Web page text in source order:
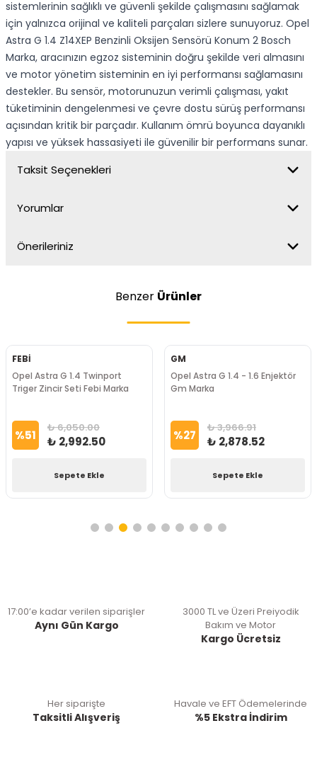
sistemlerinin sağlıklı ve güvenli şekilde çalışmasını sağlamak
için yalnızca orijinal ve kaliteli parçaları sizlere sunuyoruz. Opel
Astra G 1.4 Z14XEP Benzinli Oksijen Sensörü Konum 2 Bosch
Marka, aracınızın egzoz sisteminin doğru şekilde veri almasını
ve motor yönetim sisteminin en iyi performansı sağlamasını
destekler. Bu sensör, motorunuzun verimli çalışması, yakıt
tüketiminin dengelenmesi ve çevre dostu sürüş performansı
açısından kritik bir parçadır. Kullanım ömrü boyunca dayanıklı
yapısı ve yüksek hassasiyeti ile güvenilir bir performans sunar.
Taksit Seçenekleri
Yorumlar
Önerileriniz
Benzer Ürünler
FEBİ
Opel Astra G 1.4 Twinport
Triger Zincir Seti Febi Marka
%51 ₺ 6,050.00
₺ 2,992.50
Sepete Ekle
GM
Opel Astra G 1.4 - 1.6 Enjektör
Gm Marka
%27 ₺ 3,966.91
₺ 2,878.52
Sepete Ekle
17:00’e kadar verilen siparişler
Aynı Gün Kargo
3000 TL ve Üzeri Preiyodik
Bakım ve Motor
Kargo Ücretsiz
Her siparişte
Taksitli Alışveriş
Havale ve EFT Ödemelerinde
%5 Ekstra İndirim